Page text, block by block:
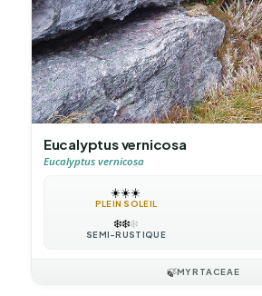
Eucalyptus vernicosa
Eucalyptus vernicosa
☀️☀️☀️
PLEIN SOLEIL
❄️❄️❄️
SEMI-RUSTIQUE
🍃MYRTACEAE